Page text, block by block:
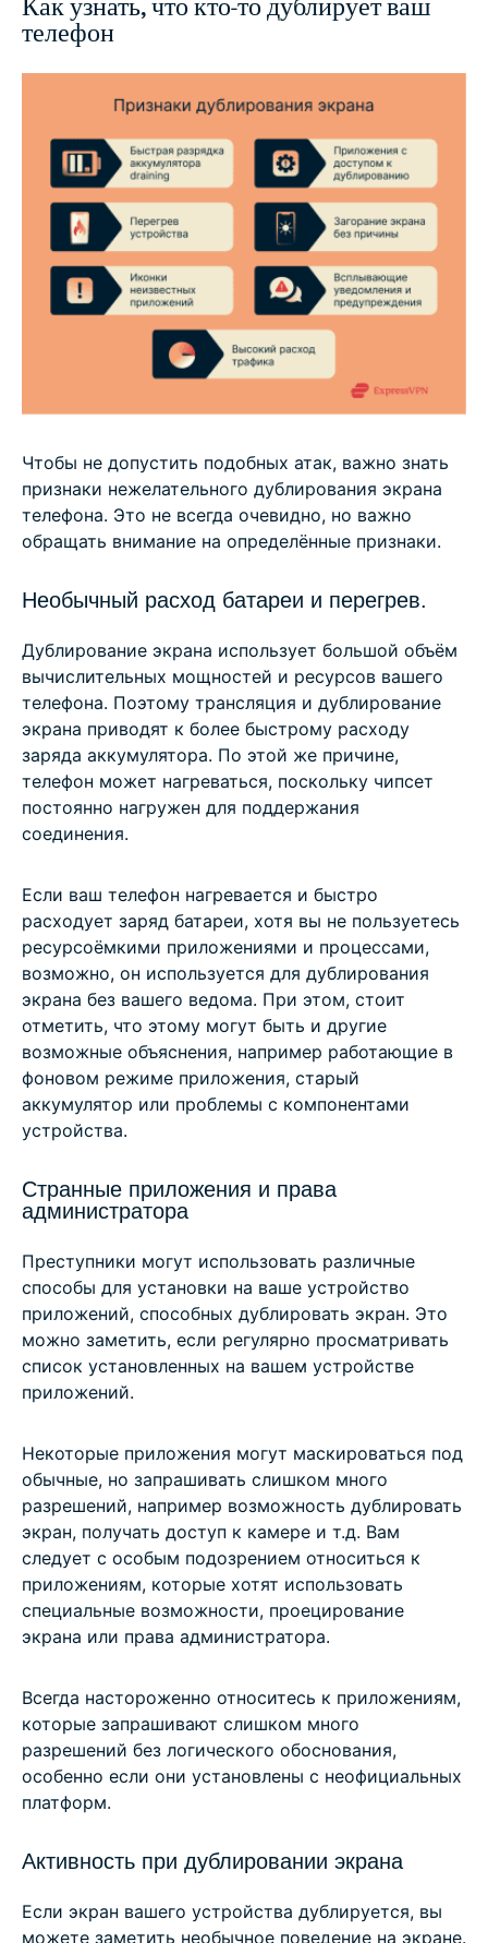
Как узнать, что кто-то дублирует ваш
телефон
Чтобы не допустить подобных атак, важно знать
признаки нежелательного дублирования экрана
телефона. Это не всегда очевидно, но важно
обращать внимание на определённые признаки.
Необычный расход батареи и перегрев.
Дублирование экрана использует большой объём
вычислительных мощностей и ресурсов вашего
телефона. Поэтому трансляция и дублирование
экрана приводят к более быстрому расходу
заряда аккумулятора. По этой же причине,
телефон может нагреваться, поскольку чипсет
постоянно нагружен для поддержания
соединения.
Если ваш телефон нагревается и быстро
расходует заряд батареи, хотя вы не пользуетесь
ресурсоёмкими приложениями и процессами,
возможно, он используется для дублирования
экрана без вашего ведома. При этом, стоит
отметить, что этому могут быть и другие
возможные объяснения, например работающие в
фоновом режиме приложения, старый
аккумулятор или проблемы с компонентами
устройства.
Странные приложения и права
администратора
Преступники могут использовать различные
способы для установки на ваше устройство
приложений, способных дублировать экран. Это
можно заметить, если регулярно просматривать
список установленных на вашем устройстве
приложений.
Некоторые приложения могут маскироваться под
обычные, но запрашивать слишком много
разрешений, например возможность дублировать
экран, получать доступ к камере и т.д. Вам
следует с особым подозрением относиться к
приложениям, которые хотят использовать
специальные возможности, проецирование
экрана или права администратора.
Всегда настороженно относитесь к приложениям,
которые запрашивают слишком много
разрешений без логического обоснования,
особенно если они установлены с неофициальных
платформ.
Активность при дублировании экрана
Если экран вашего устройства дублируется, вы
можете заметить необычное поведение на экране.